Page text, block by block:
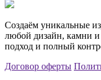
Создаём уникальные
любой дизайн, камни
подход и полный
Договор оферты